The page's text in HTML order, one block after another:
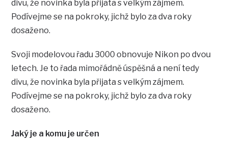
divu, že novinka byla přijata s velkým zájmem.
Podívejme se na pokroky, jichž bylo za dva roky
dosaženo.
Svoji modelovou řadu 3000 obnovuje Nikon po dvou
letech. Je to řada mimořádně úspěšná a není tedy
divu, že novinka byla přijata s velkým zájmem.
Podívejme se na pokroky, jichž bylo za dva roky
dosaženo.
Jaký je a komu je určen